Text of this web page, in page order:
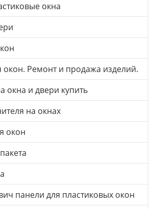
окна
окон. Ремонт и продажа изделий.
окна и двери купить
на окнах
окон
панели для пластиковых окон